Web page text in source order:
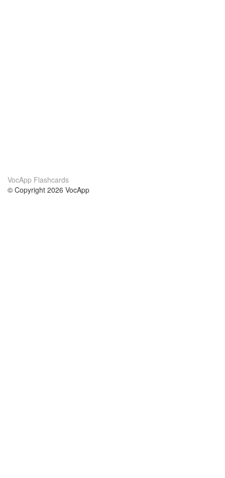
VocApp Flashcards
© Copyright 2026 VocApp